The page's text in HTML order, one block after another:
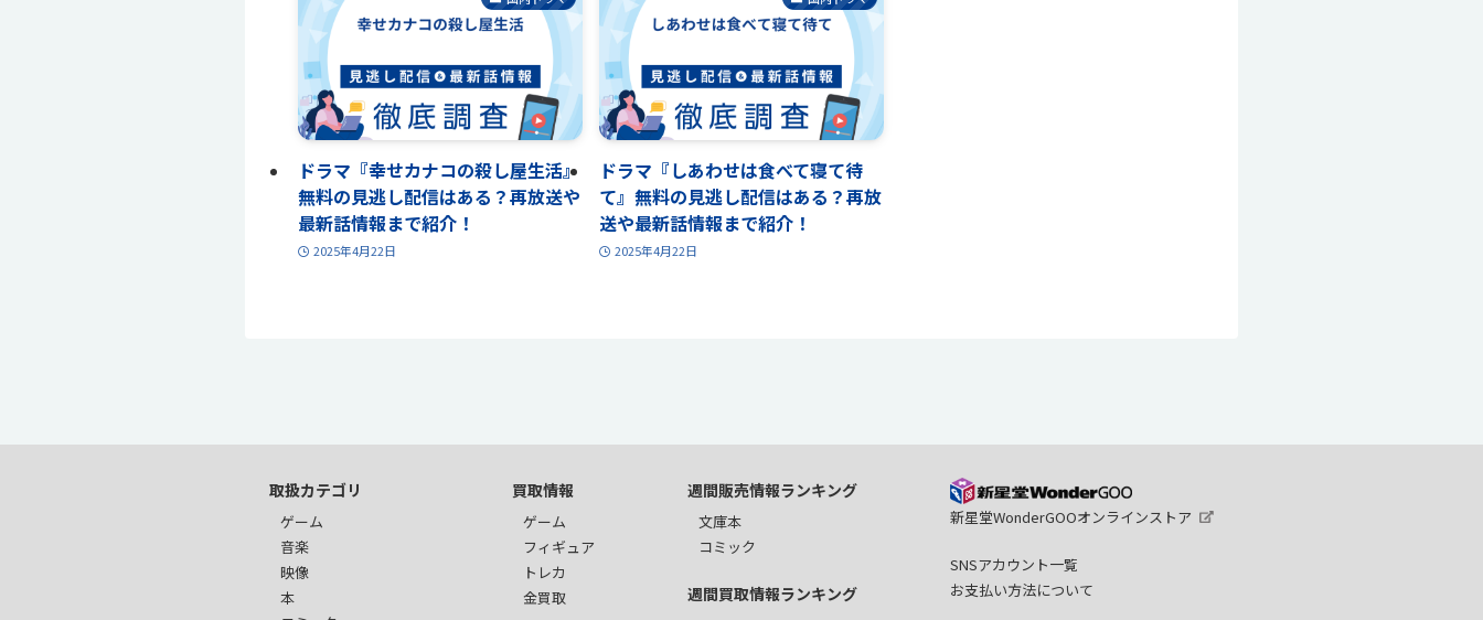
ドラマ『幸せカナコの殺し屋生活』
無料の見逃し配信はある？再放送や
最新話情報まで紹介！
2025年4月22日
ドラマ『しあわせは食べて寝て待
て』無料の見逃し配信はある？再放
送や最新話情報まで紹介！
2025年4月22日
取扱カテゴリ
ゲーム
音楽
映像
本
買取情報
ゲーム
フィギュア
トレカ
金買取
週間販売情報ランキング
文庫本
コミック
週間買取情報ランキング
新星堂WonderGOOオンラインストア
SNSアカウント一覧
お支払い方法について